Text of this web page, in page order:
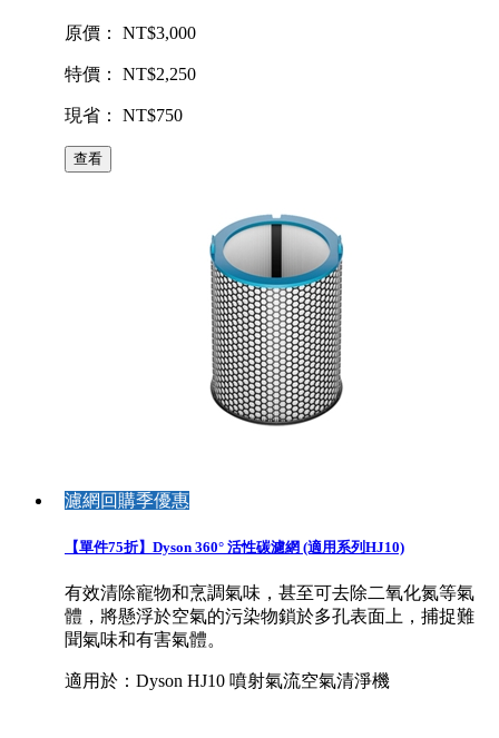
原價： NT$3,000
特價： NT$2,250
現省： NT$750
查看
濾網回購季優惠
【單件75折】Dyson 360° 活性碳濾網 (適用系列HJ10)
有效清除寵物和烹調氣味，甚至可去除二氧化氮等氣
體，將懸浮於空氣的污染物鎖於多孔表面上，捕捉難
聞氣味和有害氣體。
適用於：Dyson HJ10 噴射氣流空氣清淨機